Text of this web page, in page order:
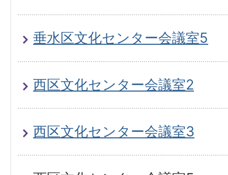
垂水区文化センター会議室5
西区文化センター会議室2
西区文化センター会議室3